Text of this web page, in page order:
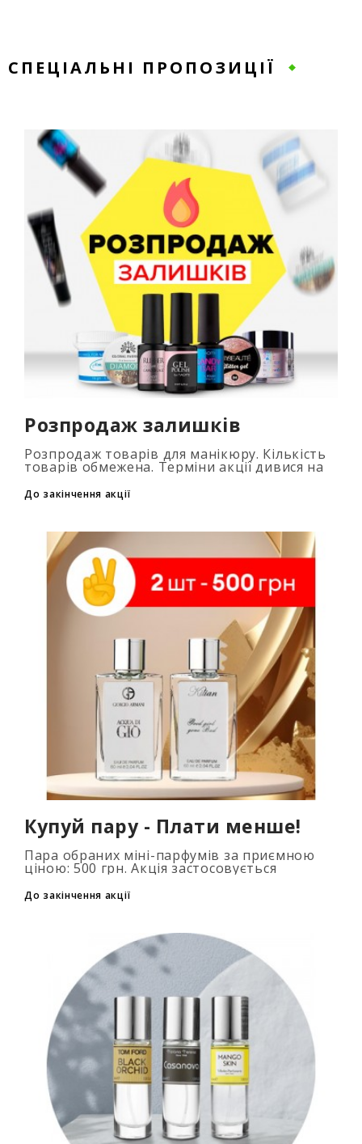
СПЕЦІАЛЬНІ ПРОПОЗИЦІЇ
Розпродаж залишків
Розпродаж товарів для манікюру. Кількість
товарів обмежена. Терміни акції дивися на
таймері...
До закінчення акції
Купуй пару - Плати менше!
Пара обраних міні-парфумів за приємною
ціною: 500 грн. Акція застосовується
флаконів у кошик. Кількість товарів
обмежена..
До закінчення акції